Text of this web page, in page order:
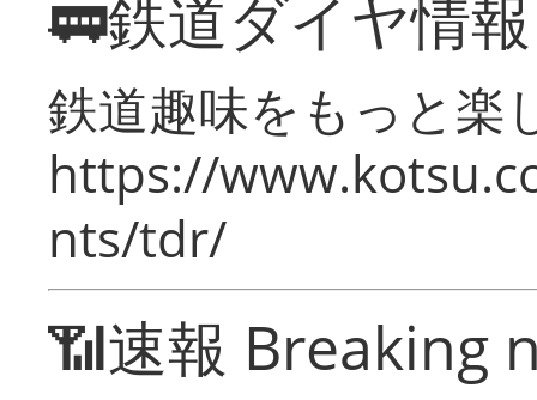
🚃鉄道ダイヤ情
鉄道趣味をもっと楽
https://
nts/tdr/
📶速報 Breaking